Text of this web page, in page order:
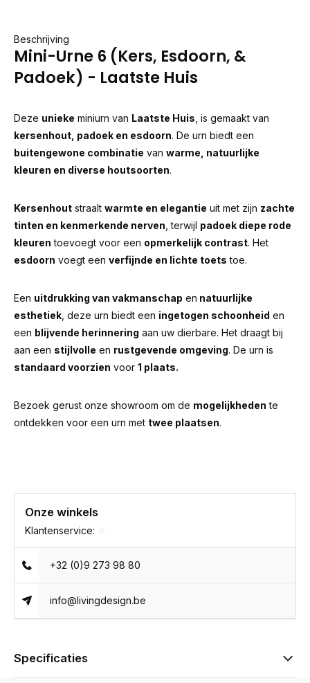
Beschrijving
Mini-Urne 6 (Kers, Esdoorn, &
Padoek) - Laatste Huis
Deze unieke miniurn van Laatste Huis , is gemaakt van
kersenhout, padoek en esdoorn. De urn biedt een
buitengewone combinatie van warme, natuurlijke
kleuren en diverse houtsoorten.
Kersenhout straalt warmte en elegantie uit met zijn zachte
tinten en kenmerkende nerven , terwijl padoek diepe rode
kleuren toevoegt voor een opmerkelijk contrast. Het
esdoorn voegt een verfijnde en lichte toets toe.
Een uitdrukking van vakmanschap en natuurlijke
esthetiek , deze urn biedt een ingetogen schoonheid en
een blijvende herinnering aan uw dierbare. Het draagt bij
aan een stijlvolle en rustgevende omgeving. De urn is
standaard voorzien voor 1 plaats.
Bezoek gerust onze showroom om de mogelijkheden te
ontdekken voor een urn met twee plaatsen.
Onze winkels
Klantenservice:
+32 (0)9 273 98 80
info@livingdesign.be
Specificaties